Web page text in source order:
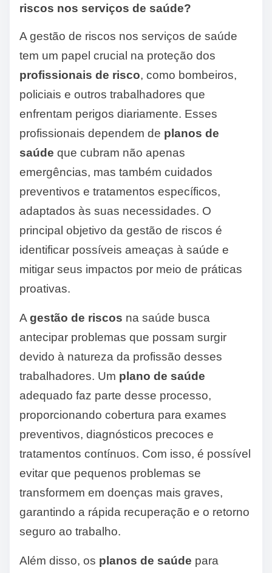
riscos nos serviços de saúde?
A gestão de riscos nos serviços de saúde
tem um papel crucial na proteção dos
profissionais de risco, como bombeiros,
policiais e outros trabalhadores que
enfrentam perigos diariamente. Esses
profissionais dependem de planos de
saúde que cubram não apenas
emergências, mas também cuidados
preventivos e tratamentos específicos,
adaptados às suas necessidades. O
principal objetivo da gestão de riscos é
identificar possíveis ameaças à saúde e
mitigar seus impactos por meio de práticas
proativas.
A gestão de riscos na saúde busca
antecipar problemas que possam surgir
devido à natureza da profissão desses
trabalhadores. Um plano de saúde
adequado faz parte desse processo,
proporcionando cobertura para exames
preventivos, diagnósticos precoces e
tratamentos contínuos. Com isso, é possível
evitar que pequenos problemas se
transformem em doenças mais graves,
garantindo a rápida recuperação e o retorno
seguro ao trabalho.
Além disso, os planos de saúde para